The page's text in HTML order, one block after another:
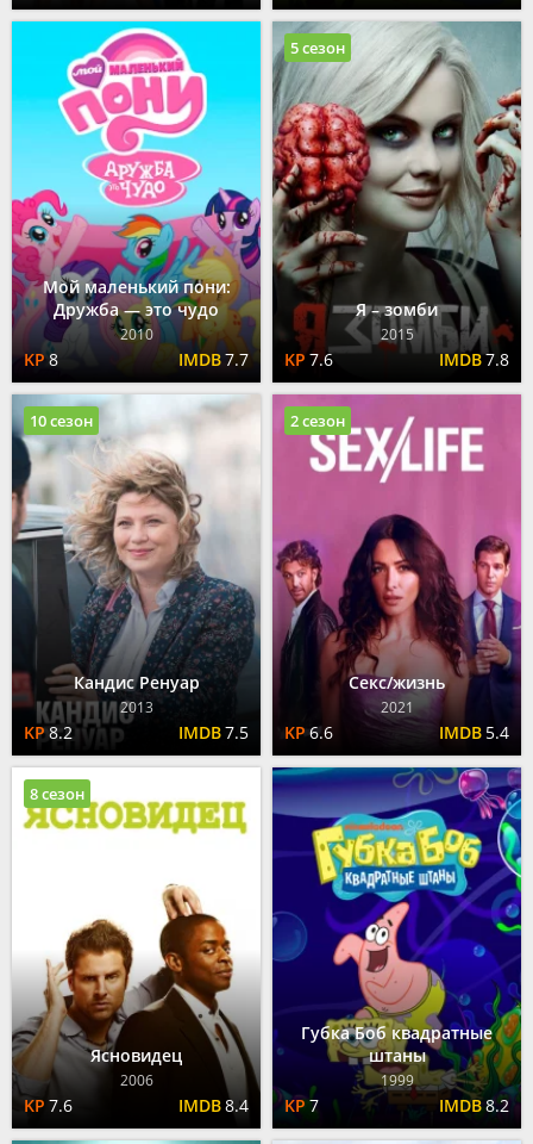
Мой маленький пони:
Дружба — это чудо
2010
8 7.7
Я – зомби
2015
7.6 7.8
5 сезон
Кандис Ренуар
2013
8.2 7.5
10 сезон
Секс/жизнь
2021
6.6 5.4
2 сезон
Ясновидец
2006
7.6 8.4
8 сезон
Губка Боб квадратные
штаны
1999
7 8.2